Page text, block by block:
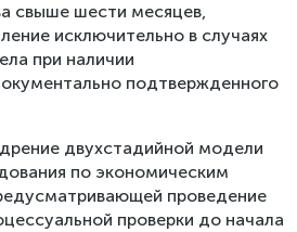
свыше шести месяцев,
исключительно в случаях
при наличии
подтвержденного
двухстадийной модели
по экономическим
проведение
проверки до начала